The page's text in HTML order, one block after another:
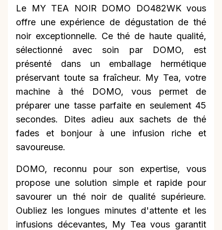
Le MY TEA NOIR DOMO DO482WK vous
offre une expérience de dégustation de thé
noir exceptionnelle. Ce thé de haute qualité,
sélectionné avec soin par DOMO, est
présenté dans un emballage hermétique
préservant toute sa fraîcheur. My Tea, votre
machine à thé DOMO, vous permet de
préparer une tasse parfaite en seulement 45
secondes. Dites adieu aux sachets de thé
fades et bonjour à une infusion riche et
savoureuse.
DOMO, reconnu pour son expertise, vous
propose une solution simple et rapide pour
savourer un thé noir de qualité supérieure.
Oubliez les longues minutes d'attente et les
infusions décevantes, My Tea vous garantit